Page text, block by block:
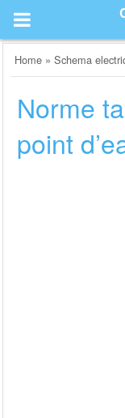
content
Home »Schema
Norme
point